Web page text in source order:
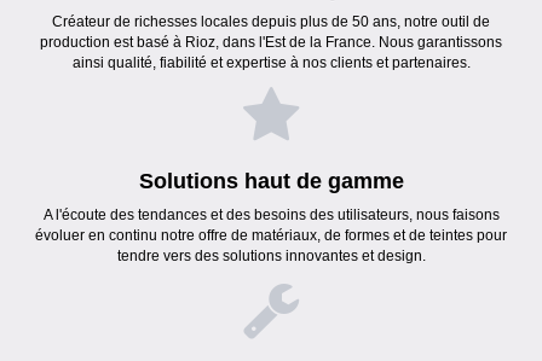
Créateur de richesses locales depuis plus de 50 ans, notre outil de
production est basé à Rioz, dans l'Est de la France. Nous garantissons
ainsi qualité, fiabilité et expertise à nos clients et partenaires.
Solutions haut de gamme
A l'écoute des tendances et des besoins des utilisateurs, nous faisons
évoluer en continu notre offre de matériaux, de formes et de teintes pour
tendre vers des solutions innovantes et design.